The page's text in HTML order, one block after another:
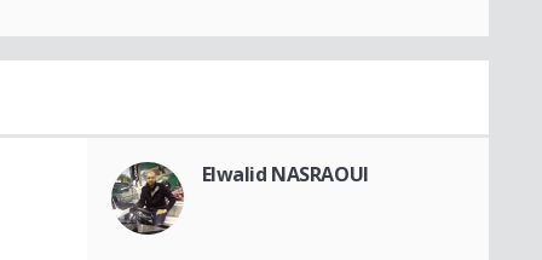
Elwalid NASRAOUI